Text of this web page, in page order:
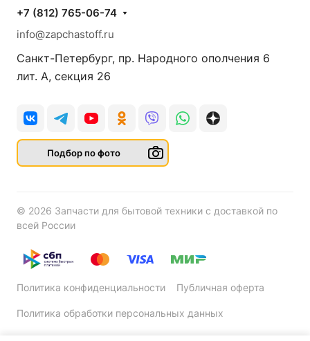
+7 (812) 765-06-74
info@zapchastoff.ru
Санкт-Петербург, пр. Народного ополчения 6
лит. А, секция 26
Подбор по фото
© 2026 Запчасти для бытовой техники с доставкой по
всей России
Политика конфиденциальности Публичная оферта
Политика обработки персональных данных